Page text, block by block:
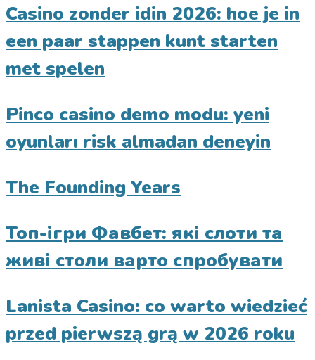
Casino zonder idin 2026: hoe je in
een paar stappen kunt starten
met spelen
Pinco casino demo modu: yeni
oyunları risk almadan deneyin
The Founding Years
Топ-ігри Фавбет: які слоти та
живі столи варто спробувати
Lanista Casino: co warto wiedzieć
przed pierwszą grą w 2026 roku